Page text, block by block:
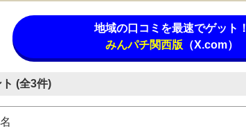
地域の口コミを最速でゲット！
みんパチ関西版 （X.com）
(全3件)